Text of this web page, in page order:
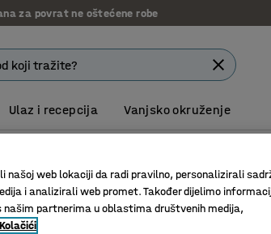
za povrat ne oštećene robe
Ulaz i recepcija Vanjsko okruženje
Materijal
našoj web lokaciji da radi pravilno, personalizirali
i analizirali web promet. Također dijelimo
partnerima u oblastima društvenih medija,
Kolačići